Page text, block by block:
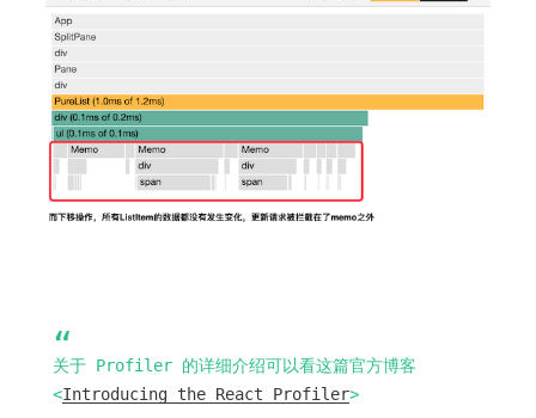
关于 Profiler 的详细介绍可以看这篇官方博客
<Introducing the React Profiler>